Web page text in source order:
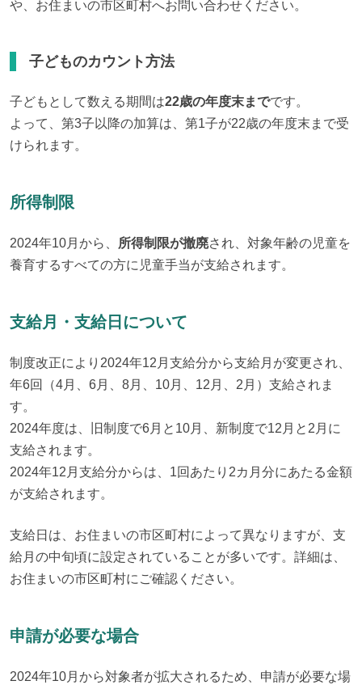
や、お住まいの市区町村へお問い合わせください。
子どものカウント方法
子どもとして数える期間は22歳の年度末までです。
よって、第3子以降の加算は、第1子が22歳の年度末まで受
けられます。
所得制限
2024年10月から、 所得制限が撤廃され、対象年齢の児童を
養育するすべての方に児童手当が支給されます。
支給月・支給日について
制度改正により2024年12月支給分から支給月が変更され、
年6回（4月、6月、8月、10月、12月、2月）支給されま
す。
2024年度は、旧制度で6月と10月、新制度で12月と2月に
支給されます。
2024年12月支給分からは、1回あたり2カ月分にあたる金額
が支給されます。
支給日は、お住まいの市区町村によって異なりますが、支
給月の中旬頃に設定されていることが多いです。詳細は、
お住まいの市区町村にご確認ください。
申請が必要な場合
2024年10月から対象者が拡大されるため、申請が必要な場